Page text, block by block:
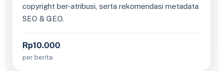
copyright ber-atribusi, serta rekomendasi metadata
SEO & GEO.
Rp10.000
per berita